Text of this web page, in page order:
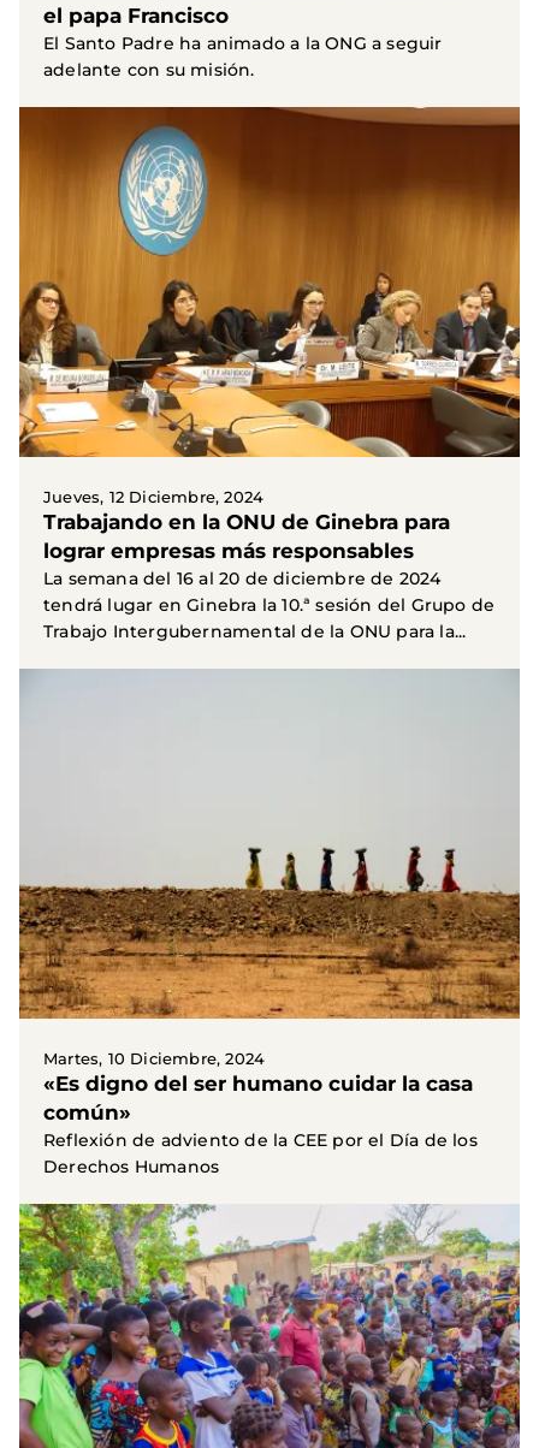
el papa Francisco
El Santo Padre ha animado a la ONG a seguir
adelante con su misión.
Jueves, 12 Diciembre, 2024
Trabajando en la ONU de Ginebra para
lograr empresas más responsables
La semana del 16 al 20 de diciembre de 2024
tendrá lugar en Ginebra la 10.ª sesión del Grupo de
Trabajo Intergubernamental de la ONU para la...
Martes, 10 Diciembre, 2024
«Es digno del ser humano cuidar la casa
común»
Reflexión de adviento de la CEE por el Día de los
Derechos Humanos